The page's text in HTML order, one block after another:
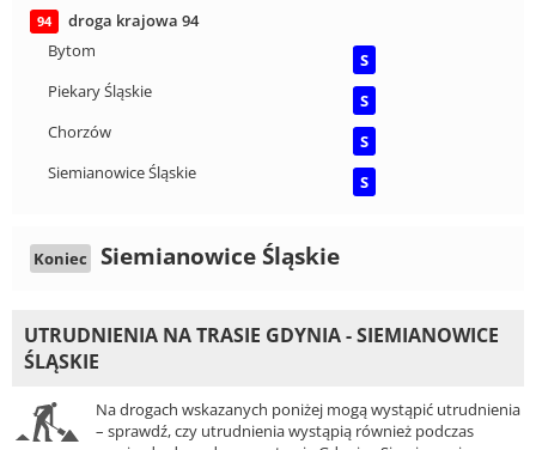
94
droga krajowa 94
Bytom
S
Piekary Śląskie
S
Chorzów
S
Siemianowice Śląskie
S
Koniec Siemianowice Śląskie
UTRUDNIENIA NA TRASIE GDYNIA - SIEMIANOWICE
ŚLĄSKIE
Na drogach wskazanych poniżej mogą wystąpić utrudnienia
– sprawdź, czy utrudnienia wystąpią również podczas